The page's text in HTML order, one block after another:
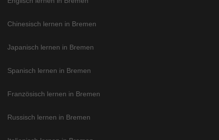
Chinesisch lernen in Bremen
Japanisch lernen in Bremen
Spanisch lernen in Bremen
Französisch lernen in Bremen
Russisch lernen in Bremen